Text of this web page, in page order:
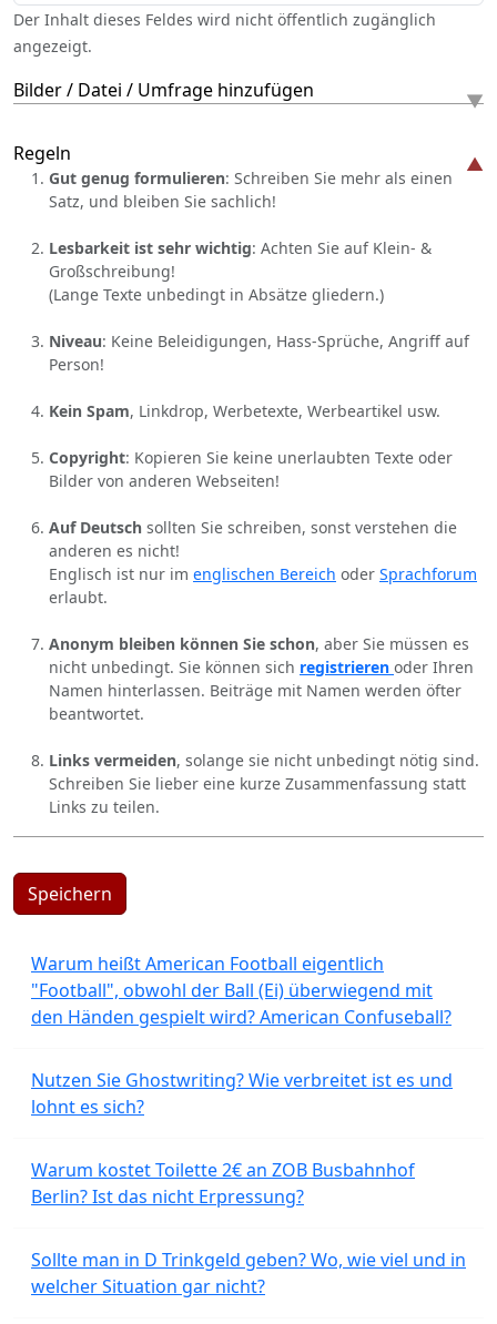
Der Inhalt dieses Feldes wird nicht öffentlich zugänglich
angezeigt.
Bilder / Datei / Umfrage hinzufügen
Regeln
Gut genug formulieren: Schreiben Sie mehr als einen
Satz, und bleiben Sie sachlich!
Lesbarkeit ist sehr wichtig: Achten Sie auf Klein- &
Großschreibung!
(Lange Texte unbedingt in Absätze gliedern.)
Niveau: Keine Beleidigungen, Hass-Sprüche, Angriff auf
Person!
Kein Spam, Linkdrop, Werbetexte, Werbeartikel usw.
Copyright: Kopieren Sie keine unerlaubten Texte oder
Bilder von anderen Webseiten!
Auf Deutsch sollten Sie schreiben, sonst verstehen die
anderen es nicht!
Englisch ist nur im englischen Bereich oder Sprachforum
erlaubt.
Anonym bleiben können Sie schon, aber Sie müssen es
nicht unbedingt. Sie können sich registrieren oder Ihren
Namen hinterlassen. Beiträge mit Namen werden öfter
beantwortet.
Links vermeiden, solange sie nicht unbedingt nötig sind.
Schreiben Sie lieber eine kurze Zusammenfassung statt
Links zu teilen.
Speichern
Warum heißt American Football eigentlich
"Football", obwohl der Ball (Ei) überwiegend mit
den Händen gespielt wird? American Confuseball?
Nutzen Sie Ghostwriting? Wie verbreitet ist es und
lohnt es sich?
Warum kostet Toilette 2€ an ZOB Busbahnhof
Berlin? Ist das nicht Erpressung?
Sollte man in D Trinkgeld geben? Wo, wie viel und in
welcher Situation gar nicht?